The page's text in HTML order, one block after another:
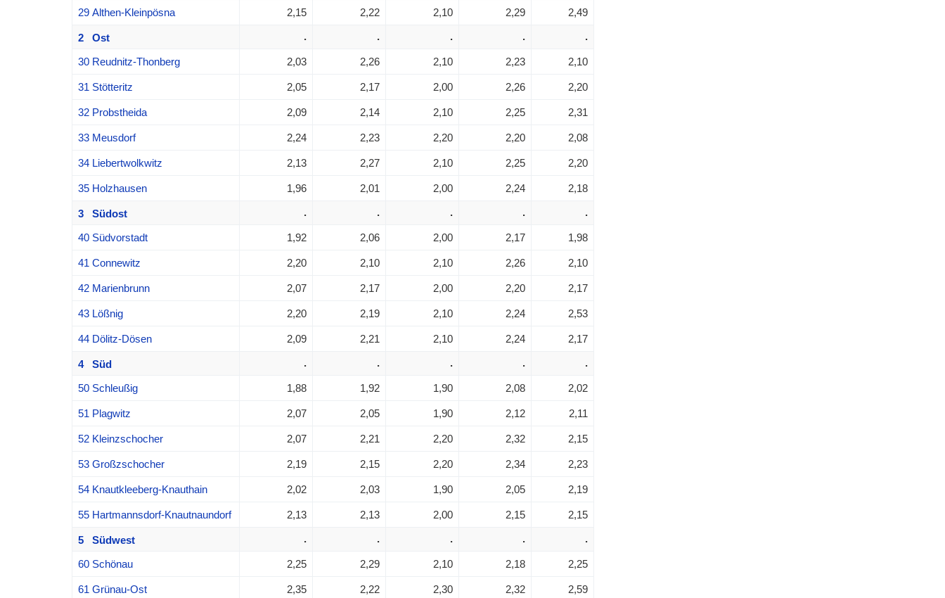
29 Althen-Kleinpösna 2,15 2,22 2,10 2,29 2,49
2 Ost . . . . .
30 Reudnitz-Thonberg 2,03 2,26 2,10 2,23 2,10
31 Stötteritz 2,05 2,17 2,00 2,26 2,20
32 Probstheida 2,09 2,14 2,10 2,25 2,31
33 Meusdorf 2,24 2,23 2,20 2,20 2,08
34 Liebertwolkwitz 2,13 2,27 2,10 2,25 2,20
35 Holzhausen 1,96 2,01 2,00 2,24 2,18
3 Südost . . . . .
40 Südvorstadt 1,92 2,06 2,00 2,17 1,98
41 Connewitz 2,20 2,10 2,10 2,26 2,10
42 Marienbrunn 2,07 2,17 2,00 2,20 2,17
43 Lößnig 2,20 2,19 2,10 2,24 2,53
44 Dölitz-Dösen 2,09 2,21 2,10 2,24 2,17
4 Süd . . . . .
50 Schleußig 1,88 1,92 1,90 2,08 2,02
51 Plagwitz 2,07 2,05 1,90 2,12 2,11
52 Kleinzschocher 2,07 2,21 2,20 2,32 2,15
53 Großzschocher 2,19 2,15 2,20 2,34 2,23
54 Knautkleeberg-Knauthain 2,02 2,03 1,90 2,05 2,19
55 Hartmannsdorf-Knautnaundorf 2,13 2,13 2,00 2,15 2,15
5 Südwest . . . . .
60 Schönau 2,25 2,29 2,10 2,18 2,25
61 Grünau-Ost 2,35 2,22 2,30 2,32 2,59